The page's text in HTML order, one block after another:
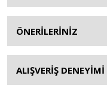
ÖNERİLERİNİZ
ALIŞVERİŞ DENEYİMİ